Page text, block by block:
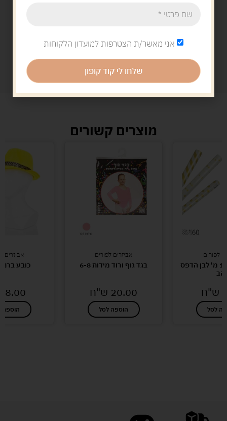
מוצרים קשורים
לפורים
נייר עטיפה 1.5 מ' לבן הדפס
ש"ח
לסל
אביזרים לפורים
בגד גוף ורוד מידות 6-8
20.00 ש"ח
הוספה לסל
אביזרים
כובע
8.00
הוספה
אני מאשר/ת הצטרפות למועדון הלקוחות
שלחו לי קוד קופון